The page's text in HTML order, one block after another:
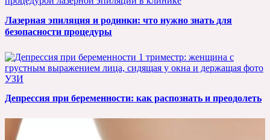
Лазерная эпиляция и родинки: что нужно знать для
безопасности процедуры
Депрессия при беременности: как распознать и преодолеть